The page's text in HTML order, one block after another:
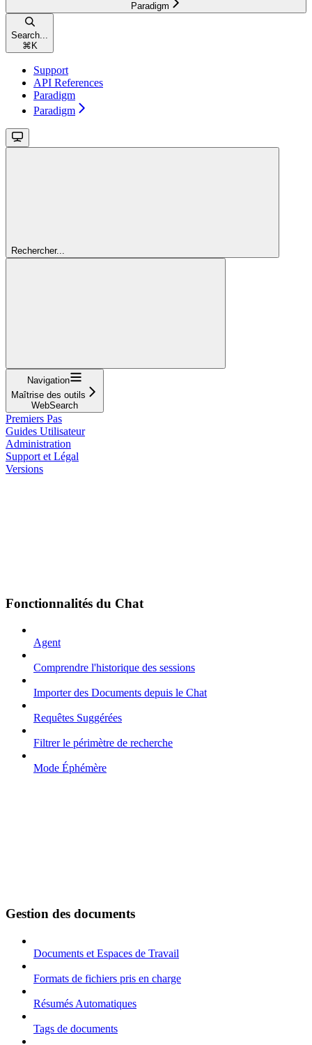
Paradigm
Search...
⌘ K
Support
API References
Paradigm
Paradigm
Rechercher...
Navigation
Maîtrise des outils
WebSearch
Premiers Pas
Guides Utilisateur
Administration
Support et Légal
Versions
Fonctionnalités du Chat
Agent
Comprendre l'historique des sessions
Importer des Documents depuis le Chat
Requêtes Suggérées
Filtrer le périmètre de recherche
Mode Éphémère
Gestion des documents
Documents et Espaces de Travail
Formats de fichiers pris en charge
Résumés Automatiques
Tags de documents